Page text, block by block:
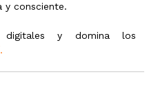
y consciente.
digitales y domina los